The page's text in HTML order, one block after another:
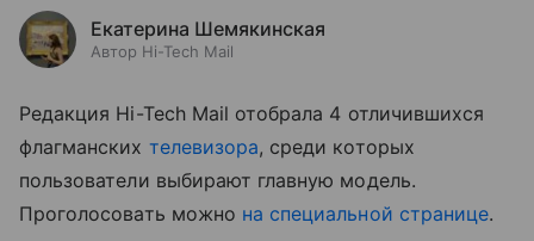
Екатерина Шемякинская
Автор Hi-Tech Mail
Редакция Hi-Tech Mail отобрала 4 отличившихся
флагманских телевизора, среди которых
пользователи выбирают главную модель.
Проголосовать можно на специальной странице.